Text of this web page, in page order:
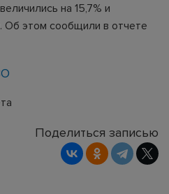
на 15,7% и
Об этом сообщили в отчете
Поделиться записью